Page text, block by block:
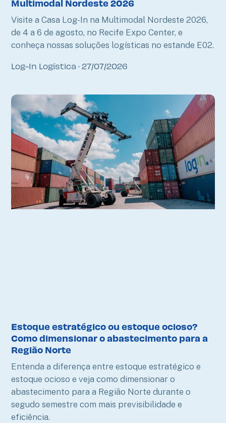
Multimodal Nordeste 2026
Log-In Logística 27/07/2026
Visite a Casa Log-In na Multimodal Nordeste 2026,
de 4 a 6 de agosto, no Recife Expo Center, e
conheça nossas soluções logísticas no estande E02.
Estoque estratégico ou estoque ocioso?
Como dimensionar o abastecimento para a
Região Norte
Entenda a diferença entre estoque estratégico e
estoque ocioso e veja como dimensionar o
abastecimento para a Região Norte durante o
segudo semestre com mais previsibilidade e
eficiência.